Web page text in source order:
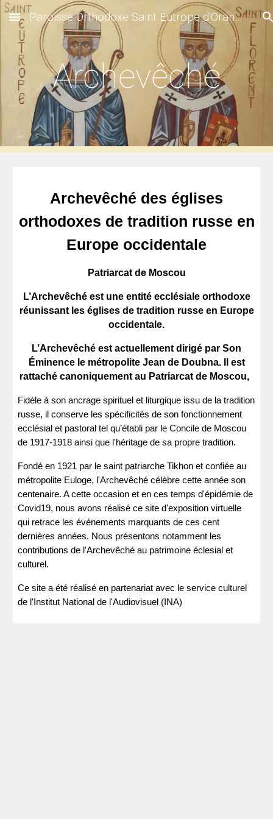
Skip to main content Skip to navigation
Paroisse Orthodoxe Saint Eutrope d'Orange
Archevêché
Archevêché des églises
orthodoxes de tradition russe en
Europe occidentale
Patriarcat de Moscou
L’Archevêché est une entité ecclésiale orthodoxe
réunissant les églises de tradition russe en Europe
occidentale.
L’Archevêché est actuellement dirigé par Son
Éminence le métropolite Jean de Doubna. Il est
rattaché canoniquement au Patriarcat de Moscou,
Fidèle à son ancrage spirituel et liturgique issu de la tradition
russe, il conserve les spécificités de son fonctionnement
ecclésial et pastoral tel qu’établi par le Concile de Moscou
de 1917-1918 ainsi que l'héritage de sa propre tradition.
Fondé en 1921 par le saint patriarche Tikhon et confiée au
métropolite Euloge, l'Archevêché célèbre cette année son
centenaire. A cette occasion et en ces temps d'épidémie de
Covid19, nous avons réalisé ce site d'exposition virtuelle
qui retrace les événements marquants de ces cent
dernières années. Nous présentons notamment les
contributions de l'Archevêché au patrimoine éclesial et
culturel.
Ce site a été réalisé en partenariat avec le service culturel
de l'Institut National de l'Audiovisuel (INA)